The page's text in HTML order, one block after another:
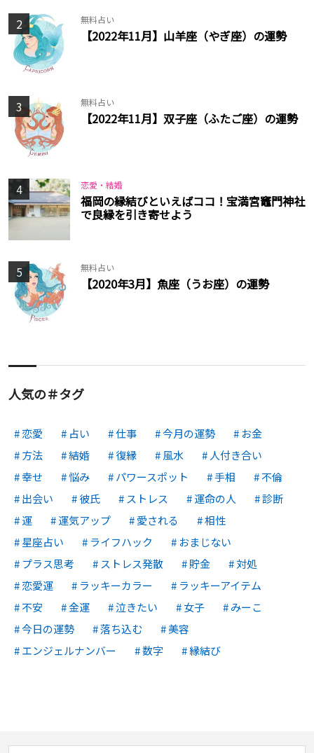
2 無料占い
【2022年11月】山羊座（やぎ座）の運勢
3 無料占い
【2022年11月】双子座（ふたご座）の運勢
4 恋愛・結婚
福岡の縁結びといえばココ！宝満宮竈門神社
で良縁を引き寄せよう
5 無料占い
【2020年3月】魚座（うお座）の運勢
人気の＃タグ
恋愛 占い 仕事 今月の運勢
お金
方法
結婚 復縁 風水
人付き合い
幸せ
悩み パワースポット 手相
不倫
出会い
彼氏 ストレス 運命の人
診断
運
運気アップ 愛される
相性
星座占い
ライフハック
おまじない
プラス思考
ストレス発散 貯金
対処
恋愛運
ラッキーカラー
ラッキーアイテム
不安
金運 泣きたい 女子
みーこ
今日の運勢
落ち込む
美容
エンジェルナンバー
数字 縁結び